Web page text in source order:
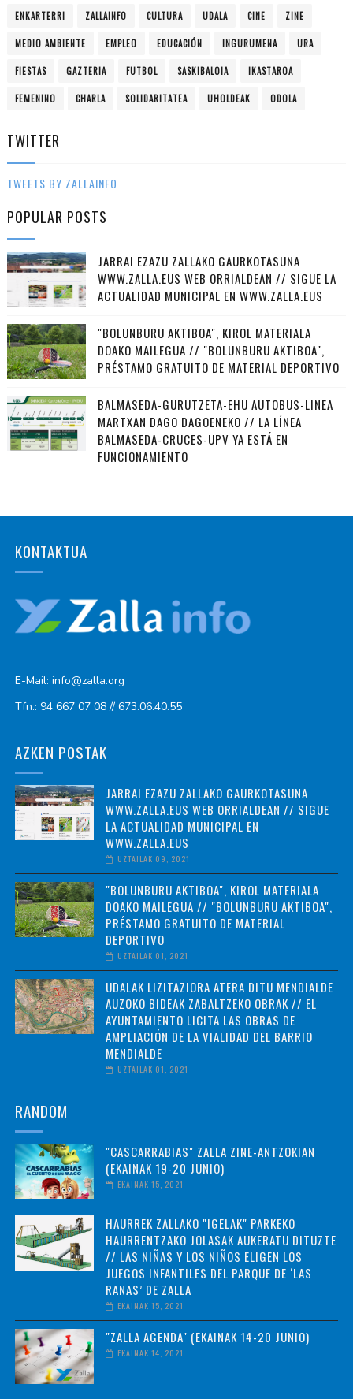
ENKARTERRI ZALLAINFO CULTURA UDALA CINE ZINE
MEDIO AMBIENTE EMPLEO EDUCACIÓN INGURUMENA URA
FIESTAS GAZTERIA FUTBOL SASKIBALOIA IKASTAROA
FEMENINO CHARLA SOLIDARITATEA UHOLDEAK ODOLA
TWITTER
TWEETS BY ZALLAINFO
POPULAR POSTS
JARRAI EZAZU ZALLAKO GAURKOTASUNA
WWW.ZALLA.EUS WEB ORRIALDEAN // SIGUE LA
ACTUALIDAD MUNICIPAL EN WWW.ZALLA.EUS
"BOLUNBURU AKTIBOA", KIROL MATERIALA
DOAKO MAILEGUA // "BOLUNBURU AKTIBOA",
PRÉSTAMO GRATUITO DE MATERIAL DEPORTIVO
BALMASEDA-GURUTZETA-EHU AUTOBUS-LINEA
MARTXAN DAGO DAGOENEKO // LA LÍNEA
BALMASEDA-CRUCES-UPV YA ESTÁ EN
FUNCIONAMIENTO
KONTAKTUA
E-Mail: info@zalla.org
Tfn.: 94 667 07 08 // 673.06.40.55
AZKEN POSTAK
JARRAI EZAZU ZALLAKO GAURKOTASUNA
WWW.ZALLA.EUS WEB ORRIALDEAN // SIGUE
LA ACTUALIDAD MUNICIPAL EN
WWW.ZALLA.EUS
UZTAILAK 09, 2021
"BOLUNBURU AKTIBOA", KIROL MATERIALA
DOAKO MAILEGUA // "BOLUNBURU AKTIBOA",
PRÉSTAMO GRATUITO DE MATERIAL
DEPORTIVO
UZTAILAK 01, 2021
UDALAK LIZITAZIORA ATERA DITU MENDIALDE
AUZOKO BIDEAK ZABALTZEKO OBRAK // EL
AYUNTAMIENTO LICITA LAS OBRAS DE
AMPLIACIÓN DE LA VIALIDAD DEL BARRIO
MENDIALDE
UZTAILAK 01, 2021
RANDOM
"CASCARRABIAS" ZALLA ZINE-ANTZOKIAN
(EKAINAK 19-20 JUNIO)
EKAINAK 15, 2021
HAURREK ZALLAKO "IGELAK" PARKEKO
HAURRENTZAKO JOLASAK AUKERATU DITUZTE
// LAS NIÑAS Y LOS NIÑOS ELIGEN LOS
JUEGOS INFANTILES DEL PARQUE DE ‘LAS
RANAS’ DE ZALLA
EKAINAK 15, 2021
"ZALLA AGENDA" (EKAINAK 14-20 JUNIO)
EKAINAK 14, 2021